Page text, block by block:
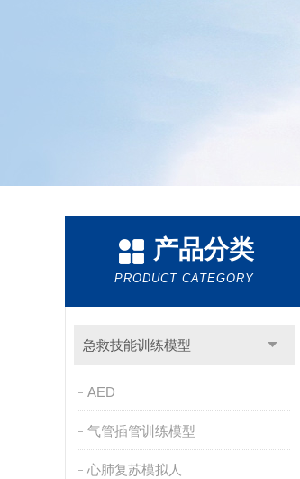
产品分类
PRODUCT CATEGORY
急救技能训练模型
AED
气管插管训练模型
心肺复苏模拟人